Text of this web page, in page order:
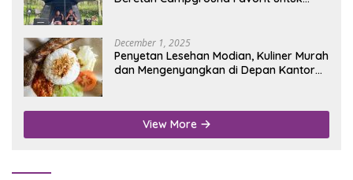
December 1, 2025
Penyetan Lesehan Modian, Kuliner Murah
dan Mengenyangkan di Depan Kantor
View More